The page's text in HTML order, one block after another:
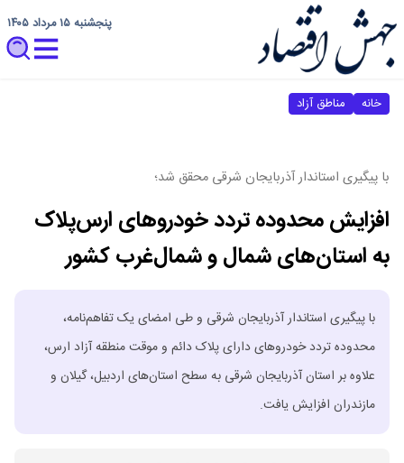
پنجشنبه ۱۵ مرداد ۱۴۰۵
خانه مناطق آزاد
با پیگیری استاندار آذربایجان شرقی محقق شد؛
افزایش محدوده تردد خودروهای ارس‌پلاک
به استان‌های شمال و شمال‌غرب کشور
با پیگیری استاندار آذربایجان شرقی و طی امضای یک تفاهم‌نامه،
محدوده تردد خودروهای دارای پلاک دائم و موقت منطقه آزاد ارس،
علاوه بر استان آذربایجان شرقی به سطح استان‌های اردبیل، گیلان و
مازندران افزایش یافت.